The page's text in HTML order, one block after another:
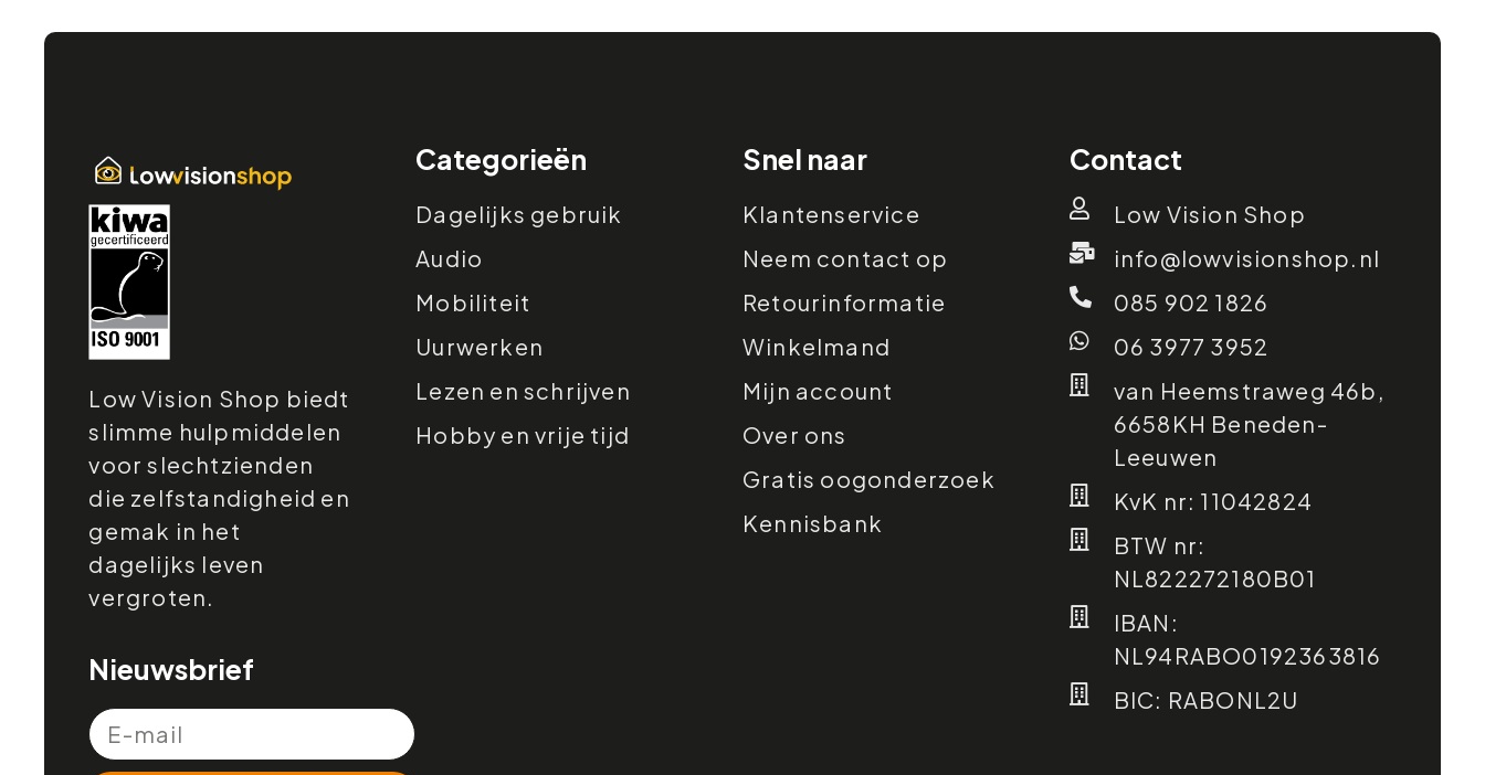
Low Vision Shop biedt
slimme hulpmiddelen
voor slechtzienden
die zelfstandigheid en
gemak in het
dagelijks leven
vergroten.
Nieuwsbrief
Categorieën
Dagelijks gebruik
Audio
Mobiliteit
Uurwerken
Lezen en schrijven
Hobby en vrije tijd
Snel naar
Klantenservice
Neem contact op
Retourinformatie
Winkelmand
Mijn account
Over ons
Gratis oogonderzoek
Kennisbank
Contact
Low Vision Shop
info@lowvisionshop.nl
085 902 1826
06 3977 3952
van Heemstraweg 46b,
6658KH Beneden-
Leeuwen
KvK nr: 11042824
BTW nr:
NL822272180B01
IBAN:
NL94RABO0192363816
BIC: RABONL2U